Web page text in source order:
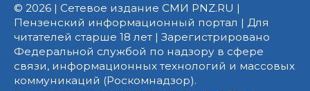
© 2026 | Сетевое издание СМИ PNZ.RU |
Пензенский информационный портал | Для
читателей старше 18 лет | Зарегистрировано
Федеральной службой по надзору в сфере
связи, информационных технологий и массовых
коммуникаций (Роскомнадзор).